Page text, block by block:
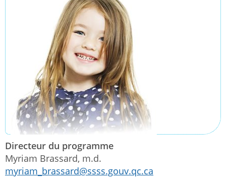
Directeur du programme
Myriam Brassard, m.d.
myriam_brassard@ssss.gouv.qc.ca